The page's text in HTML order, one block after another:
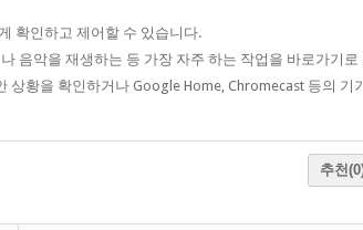
확인하고 제어할 수 있습니다.
음악을 재생하는 등 가장 자주 하는 작업을 바로가기
상황을 확인하거나 Google Home, Chromecast 등의 기
추천